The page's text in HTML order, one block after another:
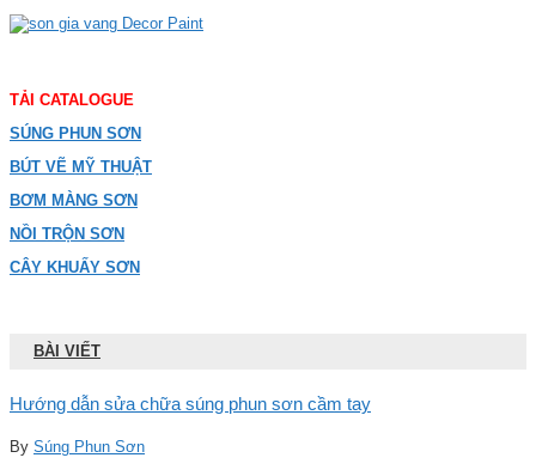
TẢI CATALOGUE
SÚNG PHUN SƠN
BÚT VẼ MỸ THUẬT
BƠM MÀNG SƠN
NỒI TRỘN SƠN
CÂY KHUẤY SƠN
BÀI VIẾT
Hướng dẫn sửa chữa súng phun sơn cầm tay
By Súng Phun Sơn